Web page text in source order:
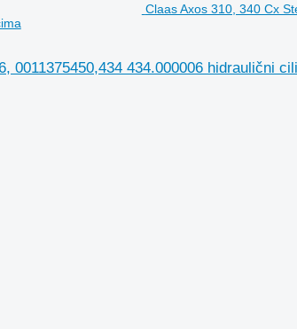
Claas Axos 310, 340 Cx
0011375450,434 434.000006 hidraulični